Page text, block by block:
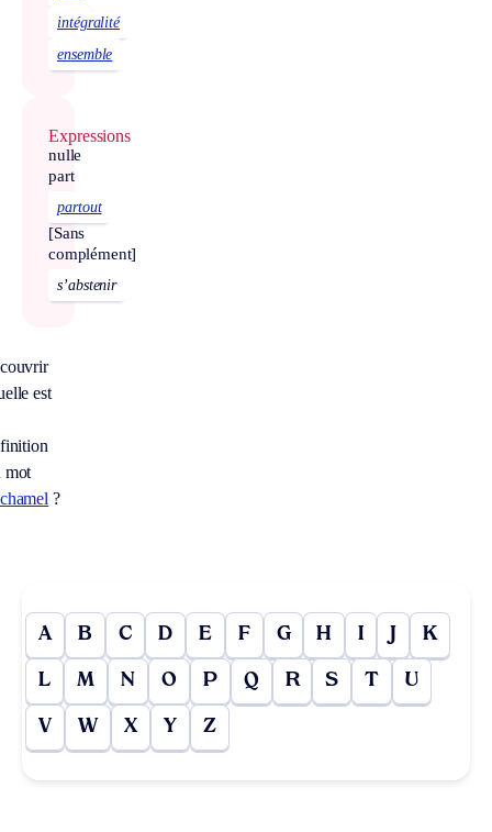
intégralité
ensemble
Expressions
nulle
part
partout
[Sans
complément]
s’abstenir
est
mot
?
A B C D E F G H I J K
L M N O P Q R S T U
V W X Y Z